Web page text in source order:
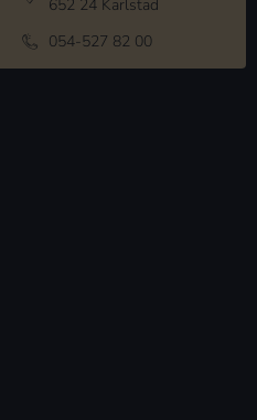
652 24 Karlstad
054-527 82 00